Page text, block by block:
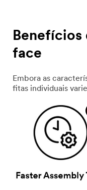
Benefícios
face
Embora as
fitas individuais